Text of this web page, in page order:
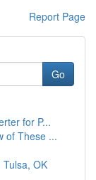
Report Page
Go
for P...
of These ...
OK